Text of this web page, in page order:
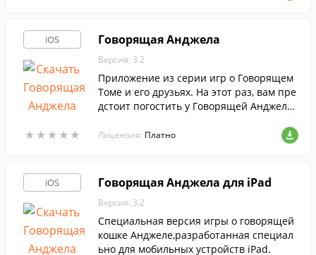
iOS
★ ★ ★ ★ ★
★ ★ ★ ★ ★
Говорящая Анджела
Версия: 3.2
Приложение из серии игр о Говорящем
Томе и его друзьях. На этот раз, вам пре
дстоит погостить у Говорящей Анджелы
Лицензия: Платно
iOS Говорящая Анджела для iPad
Версия: 3.2
Специальная версия игры о говорящей
кошке Анджеле,разработанная специал
ьно для мобильных устройств iPad.